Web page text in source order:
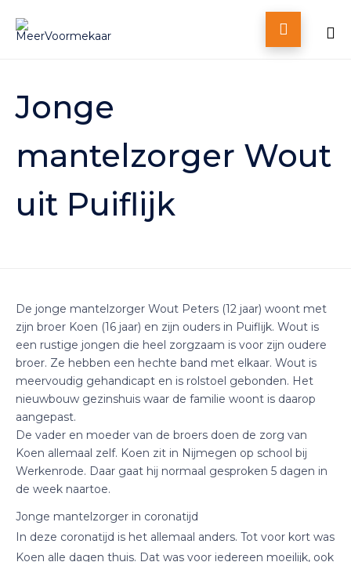

Jonge
mantelzorger Wout
uit Puiflijk
De jonge mantelzorger Wout Peters (12 jaar) woont met
zijn broer Koen (16 jaar) en zijn ouders in Puiflijk. Wout is
een rustige jongen die heel zorgzaam is voor zijn oudere
broer. Ze hebben een hechte band met elkaar. Wout is
meervoudig gehandicapt en is rolstoel gebonden. Het
nieuwbouw gezinshuis waar de familie woont is daarop
aangepast.
De vader en moeder van de broers doen de zorg van
Koen allemaal zelf. Koen zit in Nijmegen op school bij
Werkenrode. Daar gaat hij normaal gesproken 5 dagen in
de week naartoe.
Jonge mantelzorger in coronatijd
In deze coronatijd is het allemaal anders. Tot voor kort was
Koen alle dagen thuis. Dat was voor iedereen moeilijk, ook